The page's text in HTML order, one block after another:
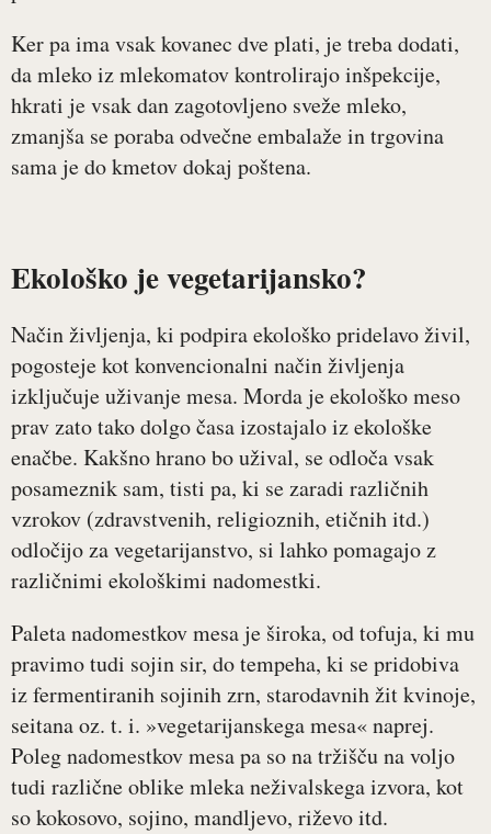
Ker pa ima vsak kovanec dve plati, je treba dodati,
da mleko iz mlekomatov kontrolirajo inšpekcije,
hkrati je vsak dan zagotovljeno sveže mleko,
zmanjša se poraba odvečne embalaže in trgovina
sama je do kmetov dokaj poštena.
Ekološko je vegetarijansko?
Način življenja, ki podpira ekološko pridelavo živil,
pogosteje kot konvencionalni način življenja
izključuje uživanje mesa. Morda je ekološko meso
prav zato tako dolgo časa izostajalo iz ekološke
enačbe. Kakšno hrano bo užival, se odloča vsak
posameznik sam, tisti pa, ki se zaradi različnih
vzrokov (zdravstvenih, religioznih, etičnih itd.)
odločijo za vegetarijanstvo, si lahko pomagajo z
različnimi ekološkimi nadomestki.
Paleta nadomestkov mesa je široka, od tofuja, ki mu
pravimo tudi sojin sir, do tempeha, ki se pridobiva
iz fermentiranih sojinih zrn, starodavnih žit kvinoje,
seitana oz. t. i. »vegetarijanskega mesa« naprej.
Poleg nadomestkov mesa pa so na tržišču na voljo
tudi različne oblike mleka neživalskega izvora, kot
so kokosovo, sojino, mandljevo, riževo itd.